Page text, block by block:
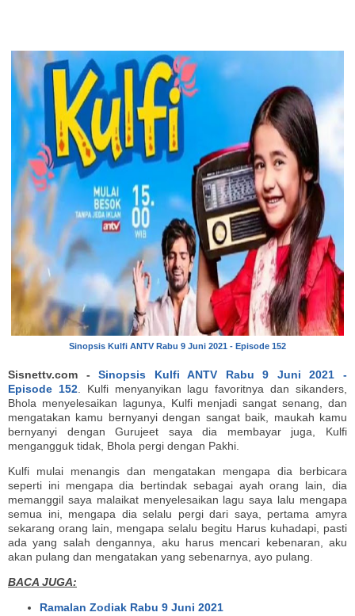
Sinopsis Kulfi ANTV Rabu 9 Juni 2021 - Episode 152
Sisnettv.com -Sinopsis Kulfi ANTV Rabu 9 Juni 2021 -
Episode 152. Kulfi menyanyikan lagu favoritnya dan sikanders,
Bhola menyelesaikan lagunya, Kulfi menjadi sangat senang, dan
mengatakan kamu bernyanyi dengan sangat baik, maukah kamu
bernyanyi dengan Gurujeet saya dia membayar juga, Kulfi
mengangguk tidak, Bhola pergi dengan Pakhi.
Kulfi mulai menangis dan mengatakan mengapa dia berbicara
seperti ini mengapa dia bertindak sebagai ayah orang lain, dia
memanggil saya malaikat menyelesaikan lagu saya lalu mengapa
semua ini, mengapa dia selalu pergi dari saya, pertama amyra
sekarang orang lain, mengapa selalu begitu Harus kuhadapi, pasti
ada yang salah dengannya, aku harus mencari kebenaran, aku
akan pulang dan mengatakan yang sebenarnya, ayo pulang.
BACA JUGA:
Ramalan Zodiak Rabu 9 Juni 2021